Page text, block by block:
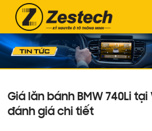
Giá lăn bánh BMW 740Li
đánh giá chi tiết